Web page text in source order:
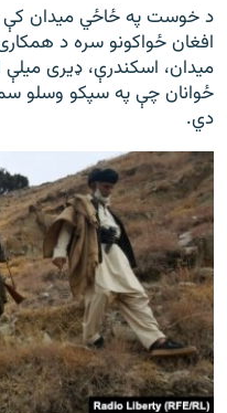
د خوست په ځاځي میدان کې
افغان ځواکونو سره د
میدان، اسکندرې، ډيری
ځوانان چې په سپکو وسلو
دي.